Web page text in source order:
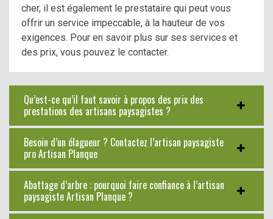
cher, il est également le prestataire qui peut vous
offrir un service impeccable, à la hauteur de vos
exigences. Pour en savoir plus sur ses services et
des prix, vous pouvez le contacter.
Qu’est-ce qu’il faut savoir à propos des prix des
prestations des artisans paysagistes ?
Besoin d’un élagueur ? Contactez l’artisan paysagiste
pro Artisan Planque
Abattage d’arbre : pourquoi faire confiance à l’artisan
paysagiste Artisan Planque ?